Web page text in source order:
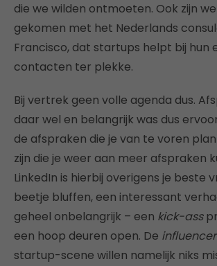
die we wilden ontmoeten. Ook zijn
gekomen met het Nederlands
Francisco, dat startups helpt bij hun
contacten ter plekke.
Bij vertrek geen volle agenda dus.
daar wel en belangrijk was dus
de afspraken die je van te voren
zijn die je weer aan meer afspraken
LinkedIn is hierbij overigens je beste
beetje bluffen, een interessant
geheel onbelangrijk – een kick-ass
een hoop deuren open. De
startup-scene willen namelijk niks